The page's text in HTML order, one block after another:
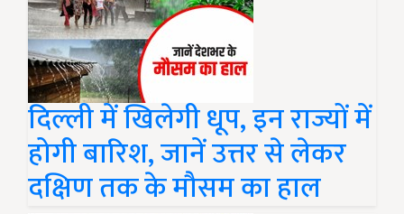
दिल्ली में खिलेगी धूप, इन राज्यों में
होगी बारिश, जानें उत्तर से लेकर
दक्षिण तक के मौसम का हाल